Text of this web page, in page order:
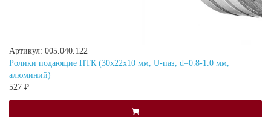
Артикул: 005.040.122
Ролики подающие ПТК (30х22х10 мм, U-паз, d=0.8-1.0 мм,
алюминий)
527 ₽